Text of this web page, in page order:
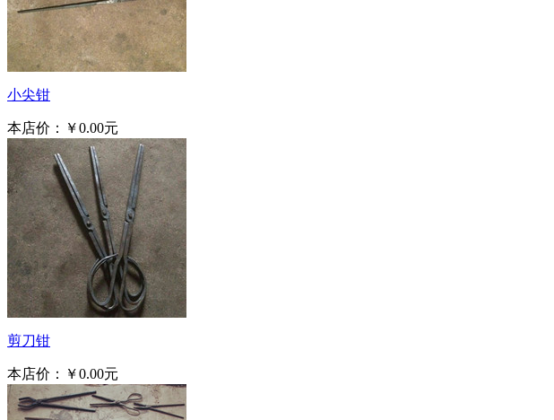
小尖钳
本店价： ￥0.00元
剪刀钳
本店价： ￥0.00元